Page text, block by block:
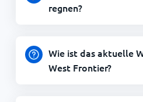
regnen?
Wie ist das aktuelle
West Frontier?